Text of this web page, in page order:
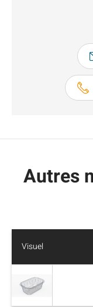
Autres
Visuel